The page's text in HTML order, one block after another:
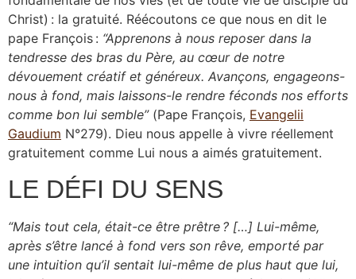
Christ) : la gratuité. Réécoutons ce que nous en dit le
pape François : “Apprenons à nous reposer dans la
tendresse des bras du Père, au cœur de notre
dévouement créatif et généreux. Avançons, engageons-
nous à fond, mais laissons-le rendre féconds nos efforts
comme bon lui semble”(Pape François, Evangelii
Gaudium N°279). Dieu nous appelle à vivre réellement
gratuitement comme Lui nous a aimés gratuitement.
LE DÉFI DU SENS
“Mais tout cela, était-ce être prêtre ? […] Lui-même,
après s’être lancé à fond vers son rêve, emporté par
une intuition qu’il sentait lui-même de plus haut que lui,